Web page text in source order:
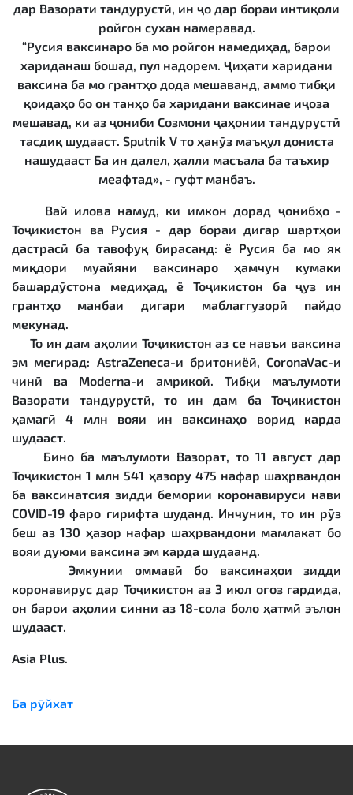
дар Вазорати тандурустӣ, ин ҷо дар бораи интиқоли
ройгон сухан намеравад.
“Русия ваксинаро ба мо ройгон намедиҳад, барои
хариданаш бошад, пул надорем. Ҷиҳати харидани
ваксина ба мо грантҳо дода мешаванд, аммо тибқи
қоидаҳо бо он танҳо ба харидани ваксинае иҷоза
мешавад, ки аз ҷониби Созмони ҷаҳонии тандурустӣ
тасдиқ шудааст. Sputnik V то ҳанӯз маъқул дониста
нашудааст Ба ин далел, ҳалли масъала ба таъхир
меафтад», - гуфт манбаъ.
Вай илова намуд, ки имкон дорад ҷонибҳо -
Тоҷикистон ва Русия - дар бораи дигар шартҳои
дастрасӣ ба тавофуқ бирасанд: ё Русия ба мо як
миқдори муайяни ваксинаро ҳамчун кумаки
башардӯстона медиҳад, ё Тоҷикистон ба ҷуз ин
грантҳо манбаи дигари маблағгузорӣ пайдо
мекунад.
То ин дам аҳолии Тоҷикистон аз се навъи ваксина
эм мегирад: AstraZeneca-и бритониёӣ, CoronaVac-и
чинӣ ва Moderna-и амрикоӣ. Тибқи маълумоти
Вазорати тандурустӣ, то ин дам ба Тоҷикистон
ҳамагӣ 4 млн вояи ин ваксинаҳо ворид карда
шудааст.
Бино ба маълумоти Вазорат, то 11 август дар
Тоҷикистон 1 млн 541 ҳазору 475 нафар шаҳрвандон
ба ваксинатсия зидди бемории коронавируси нави
COVID-19 фаро гирифта шуданд. Инчунин, то ин рӯз
беш аз 130 ҳазор нафар шаҳрвандони мамлакат бо
вояи дуюми ваксина эм карда шудаанд.
Эмкунии оммавӣ бо ваксинаҳои зидди
коронавирус дар Тоҷикистон аз 3 июл оғоз гардида,
он барои аҳолии синни аз 18-сола боло ҳатмӣ эълон
шудааст.
Asia Plus.
Ба рӯйхат